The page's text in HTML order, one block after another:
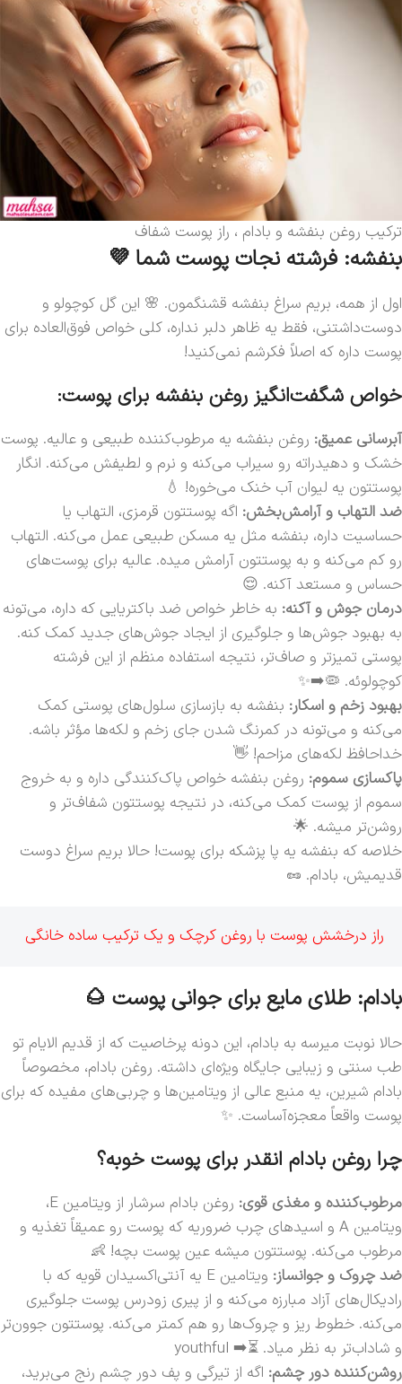
ترکیب روغن بنفشه و بادام ، راز پوست شفاف
بنفشه: فرشته نجات پوست شما 💜
اول از همه، بریم سراغ بنفشه قشنگمون. 🌸 این گل کوچولو و
دوست‌داشتنی، فقط یه ظاهر دلبر نداره، کلی خواص فوق‌العاده برای
پوست داره که اصلاً فکرشم نمی‌کنید!
خواص شگفت‌انگیز روغن بنفشه برای پوست:
آبرسانی عمیق: روغن بنفشه یه مرطوب‌کننده طبیعی و عالیه. پوست
خشک و دهیدراته رو سیراب می‌کنه و نرم و لطیفش می‌کنه. انگار
پوستتون یه لیوان آب خنک می‌خوره! 💧
ضد التهاب و آرامش‌بخش: اگه پوستتون قرمزی، التهاب یا
حساسیت داره، بنفشه مثل یه مسکن طبیعی عمل می‌کنه. التهاب
رو کم می‌کنه و به پوستتون آرامش میده. عالیه برای پوست‌های
حساس و مستعد آکنه. 😌
درمان جوش و آکنه: به خاطر خواص ضد باکتریایی که داره، می‌تونه
به بهبود جوش‌ها و جلوگیری از ایجاد جوش‌های جدید کمک کنه.
پوستی تمیزتر و صاف‌تر، نتیجه استفاده منظم از این فرشته
کوچولوئه. 🦠➡️✨
بهبود زخم و اسکار: بنفشه به بازسازی سلول‌های پوستی کمک
می‌کنه و می‌تونه در کمرنگ شدن جای زخم و لکه‌ها مؤثر باشه.
خداحافظ لکه‌های مزاحم! 👋
پاکسازی سموم: روغن بنفشه خواص پاک‌کنندگی داره و به خروج
سموم از پوست کمک می‌کنه، در نتیجه پوستتون شفاف‌تر و
روشن‌تر میشه. 🌟
خلاصه که بنفشه یه پا پزشکه برای پوست! حالا بریم سراغ دوست
قدیمیش، بادام. 🥜
راز درخشش پوست با روغن کرچک و یک ترکیب ساده خانگی
بادام: طلای مایع برای جوانی پوست 🌰
حالا نوبت میرسه به بادام، این دونه پرخاصیت که از قدیم الایام تو
طب سنتی و زیبایی جایگاه ویژه‌ای داشته. روغن بادام، مخصوصاً
بادام شیرین، یه منبع عالی از ویتامین‌ها و چربی‌های مفیده که برای
پوست واقعاً معجزه‌آساست. ✨
چرا روغن بادام انقدر برای پوست خوبه؟
مرطوب‌کننده و مغذی قوی:
روغن بادام سرشار از ویتامین E،
ویتامین A و اسیدهای چرب ضروریه که پوست رو عمیقاً تغذیه و
مرطوب می‌کنه. پوستتون میشه عین پوست بچه! 👶
ضد چروک و جوانساز:
ویتامین E یه آنتی‌اکسیدان قویه که با
رادیکال‌های آزاد مبارزه می‌کنه و از پیری زودرس پوست جلوگیری
می‌کنه. خطوط ریز و چروک‌ها رو هم کمتر می‌کنه. پوستتون جوون‌تر
و شاداب‌تر به نظر میاد. ⏳➡️ youthful
روشن‌کننده دور چشم: اگه از تیرگی و پف دور چشم رنج می‌برید،